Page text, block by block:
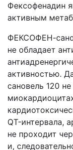
Фексофенадин
активным
ФЕКСОФЕН-
не обладает
активностью.
сановель 120
QT-интервала,
не проходит
и,